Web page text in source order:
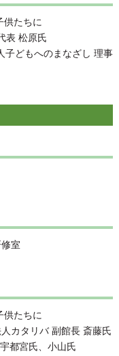
供たちに
表 松原氏
子どもへのまなざし 理事
室
供たちに
カタリバ 副館長 斎藤氏
都宮氏、小山氏